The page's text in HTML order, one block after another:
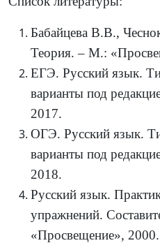
Бабайцева В.В.,
Теория. – М.:
ЕГЭ. Русский язык.
варианты под
2017.
ОГЭ. Русский язык.
варианты под
2018.
Русский язык.
упражнений.
«Просвещение», 2000.